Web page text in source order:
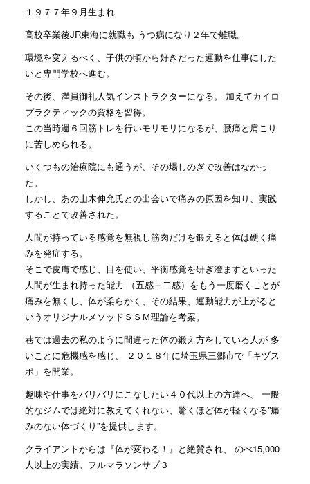
１９７７年９月生まれ
高校卒業後JR東海に就職も うつ病になり２年で離職。
環境を変えるべく、子供の頃から好きだった運動を仕事にした
いと専門学校へ進む。
その後、満員御礼人気インストラクターになる。 加えてカイロ
プラクティックの資格を習得。
この当時週６回筋トレを行いモリモリになるが、腰痛と肩こり
に苦しめられる。
いくつもの治療院にも通うが、その場しのぎで改善はなかっ
た。
しかし、あの山木伸允氏との出会いで痛みの原因を知り、実践
することで改善された。
人間が持っている感覚を無視し筋肉だけを鍛えると体は硬く痛
みを発症する。
そこで皮膚で感じ、目を使い、平衡感覚を研ぎ澄ますといった
人間が生まれ持った能力 （五感＋二感）をもう一度磨くことが
痛みを無くし、体が柔らかく、その結果、運動能力が上がると
いうオリジナルメソッドＳＳＭ理論を考案。
巷では過去の私のように間違った体の鍛え方をしている人が 多
いことに危機感を感じ、 ２０１８年に埼玉県三郷市で「キヅス
ポ」を開業。
趣味や仕事をバリバリにこなしたい４０代以上の方達へ、 一般
的なジムでは絶対に教えてくれない、驚くほど体が軽くなる”痛
みのない体づくり”を提供します。
クライアントからは『体が変わる！』と絶賛され、 のべ15,000
人以上の実績。フルマラソンサブ３